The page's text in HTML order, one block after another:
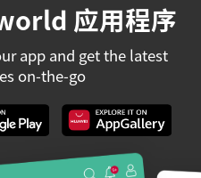
应用程序
app and get the latest
on-the-go